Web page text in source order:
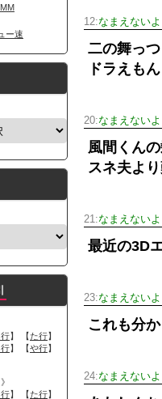
12:なまえない
二の舞っ
ドラえも
20:なまえない
風間くん
スネ夫よ
21:なまえない
最近の3D
23:なまえない
これも分
24:なまえない
ー速
】 【た行】
行】 【や行】
】 【た行】